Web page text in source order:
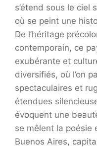
s’étend sous le ciel
où se peint une
De l’héritage
contemporain, ce
exubérante et
diversifiés, où l’on
spectaculaires et
étendues
évoquent une
se mêlent la poésie
Buenos Aires,